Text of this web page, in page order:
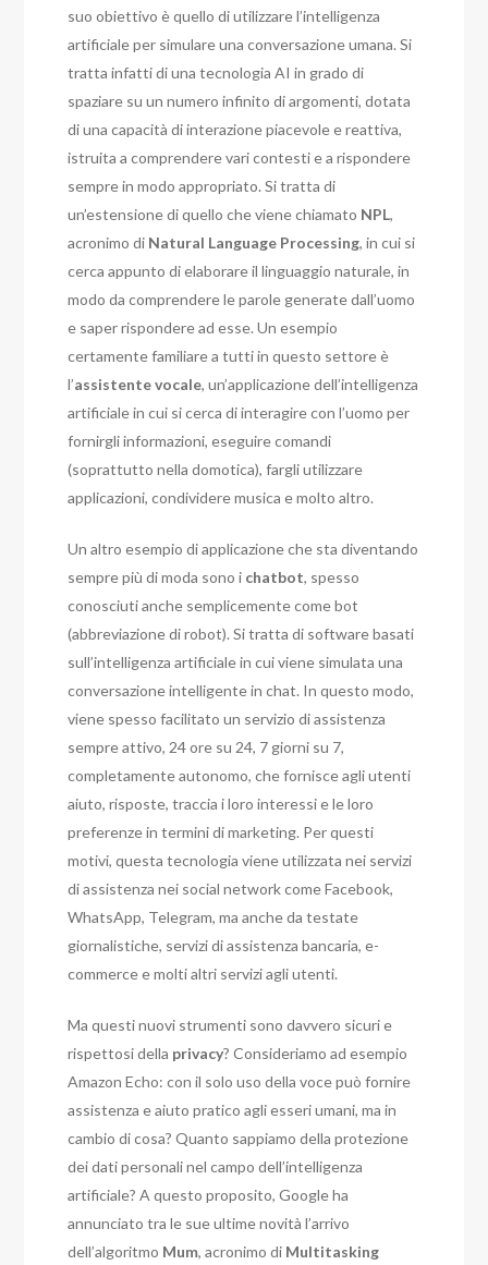
suo obiettivo è quello di utilizzare l’intelligenza
artificiale per simulare una conversazione umana. Si
tratta infatti di una tecnologia AI in grado di
spaziare su un numero infinito di argomenti, dotata
di una capacità di interazione piacevole e reattiva,
istruita a comprendere vari contesti e a rispondere
sempre in modo appropriato. Si tratta di
un’estensione di quello che viene chiamato NPL,
acronimo di Natural Language Processing, in cui si
cerca appunto di elaborare il linguaggio naturale, in
modo da comprendere le parole generate dall’uomo
e saper rispondere ad esse. Un esempio
certamente familiare a tutti in questo settore è
l’assistente vocale, un’applicazione dell’intelligenza
artificiale in cui si cerca di interagire con l’uomo per
fornirgli informazioni, eseguire comandi
(soprattutto nella domotica), fargli utilizzare
applicazioni, condividere musica e molto altro.
Un altro esempio di applicazione che sta diventando
sempre più di moda sono i chatbot, spesso
conosciuti anche semplicemente come bot
(abbreviazione di robot). Si tratta di software basati
sull’intelligenza artificiale in cui viene simulata una
conversazione intelligente in chat. In questo modo,
viene spesso facilitato un servizio di assistenza
sempre attivo, 24 ore su 24, 7 giorni su 7,
completamente autonomo, che fornisce agli utenti
aiuto, risposte, traccia i loro interessi e le loro
preferenze in termini di marketing. Per questi
motivi, questa tecnologia viene utilizzata nei servizi
di assistenza nei social network come Facebook,
WhatsApp, Telegram, ma anche da testate
giornalistiche, servizi di assistenza bancaria, e-
commerce e molti altri servizi agli utenti.
Ma questi nuovi strumenti sono davvero sicuri e
rispettosi della privacy? Consideriamo ad esempio
Amazon Echo: con il solo uso della voce può fornire
assistenza e aiuto pratico agli esseri umani, ma in
cambio di cosa? Quanto sappiamo della protezione
dei dati personali nel campo dell’intelligenza
artificiale? A questo proposito, Google ha
annunciato tra le sue ultime novità l’arrivo
dell’algoritmo Mum, acronimo di Multitasking